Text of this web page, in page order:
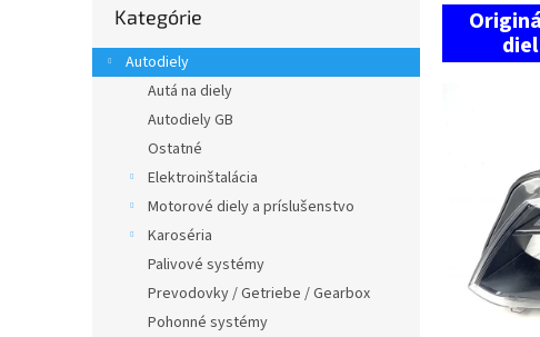
ý
p
kategórie
Kategórie
Autodiely
Autá na diely
Autodiely GB
Ostatné
Elektroinštalácia
Motorové diely a príslušenstvo
Karoséria
Palivové systémy
Prevodovky / Getriebe / Gearbox
Pohonné systémy